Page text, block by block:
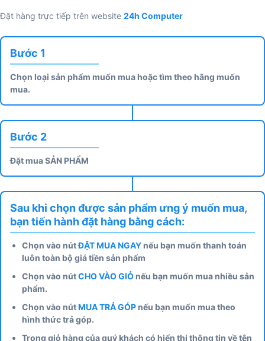
Đặt hàng trực tiếp trên website 24h Computer
Bước 1
Chọn loại sản phẩm muốn mua hoặc tìm theo hãng muốn
mua.
Bước 2
Đặt mua SẢN PHẨM
Sau khi chọn được sản phẩm ưng ý muốn mua,
bạn tiến hành đặt hàng bằng cách:
Chọn vào nútĐẶT MUA NGAY nếu bạn muốn thanh toán
luôn toàn bộ giá tiền sản phẩm
Chọn vào nútCHO VÀO GIỎ nếu bạn muốn mua nhiều sản
phẩm.
Chọn vào nútMUA TRẢ GÓP nếu bạn muốn mua theo
hình thức trả góp.
Trong giỏ hàng của quý khách có hiển thị thông tin về tên